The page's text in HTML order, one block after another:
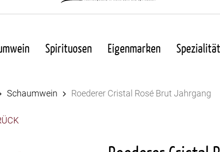
Spirituosen Eigenmarken
Schaumwein Roederer Cristal Rosé Brut Jahrgang